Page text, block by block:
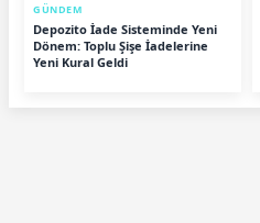
GÜNDEM
Depozito İade Sisteminde Yeni
Dönem: Toplu Şişe İadelerine
Yeni Kural Geldi